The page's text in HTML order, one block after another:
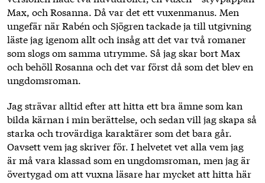
Max, och Rosanna. Då var det ett vuxenmanus. Men
ungefär när Rabén och Sjögren tackade ja till utgivning
läste jag igenom allt och insåg att det var två romaner
som slogs om samma utrymme. Så jag skar bort Max
och behöll Rosanna och det var först då som det blev en
ungdomsroman.
Jag strävar alltid efter att hitta ett bra ämne som kan
bilda kärnan i min berättelse, och sedan vill jag skapa så
starka och trovärdiga karaktärer som det bara går.
Oavsett vem jag skriver för. I helvetet vet alla vem jag
är må vara klassad som en ungdomsroman, men jag är
övertygad om att vuxna läsare har mycket att hitta här